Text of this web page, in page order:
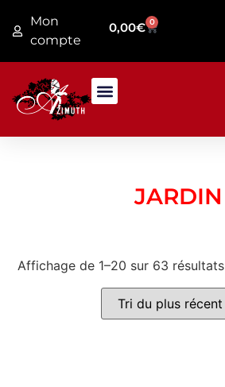
0,00€ 0
Mon
compte
JARDIN
Affichage de 1–20 sur 63 résultats